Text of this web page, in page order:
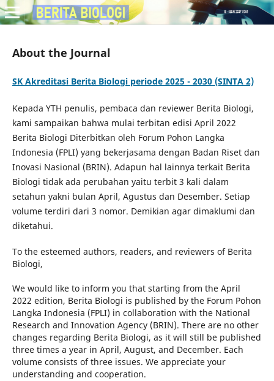
About the Journal
SK Akreditasi Berita Biologi periode 2025 - 2030 (SINTA 2)
Kepada YTH penulis, pembaca dan reviewer Berita Biologi,
kami sampaikan bahwa mulai terbitan edisi April 2022
Berita Biologi Diterbitkan oleh Forum Pohon Langka
Indonesia (FPLI) yang bekerjasama dengan Badan Riset dan
Inovasi Nasional (BRIN). Adapun hal lainnya terkait Berita
Biologi tidak ada perubahan yaitu terbit 3 kali dalam
setahun yakni bulan April, Agustus dan Desember. Setiap
volume terdiri dari 3 nomor. Demikian agar dimaklumi dan
diketahui.
To the esteemed authors, readers, and reviewers of Berita
Biologi,
We would like to inform you that starting from the April
2022 edition, Berita Biologi is published by the Forum Pohon
Langka Indonesia (FPLI) in collaboration with the National
Research and Innovation Agency (BRIN). There are no other
changes regarding Berita Biologi, as it will still be published
three times a year in April, August, and December. Each
volume consists of three issues. We appreciate your
understanding and cooperation.